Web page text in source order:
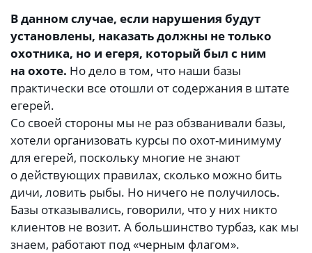
В данном случае, если нарушения будут
установлены, наказать должны не только
охотника, но и егеря, который был с ним
на охоте. Но дело в том, что наши базы
практически все отошли от содержания в штате
егерей.
Со своей стороны мы не раз обзванивали базы,
хотели организовать курсы по охот-минимуму
для егерей, поскольку многие не знают
о действующих правилах, сколько можно бить
дичи, ловить рыбы. Но ничего не получилось.
Базы отказывались, говорили, что у них никто
клиентов не возит. А большинство турбаз, как мы
знаем, работают под «черным флагом».